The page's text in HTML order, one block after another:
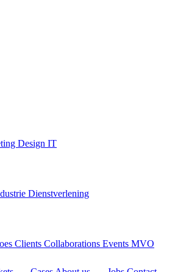
Design IT
Dienstverlening
Clients Collaborations Events MVO